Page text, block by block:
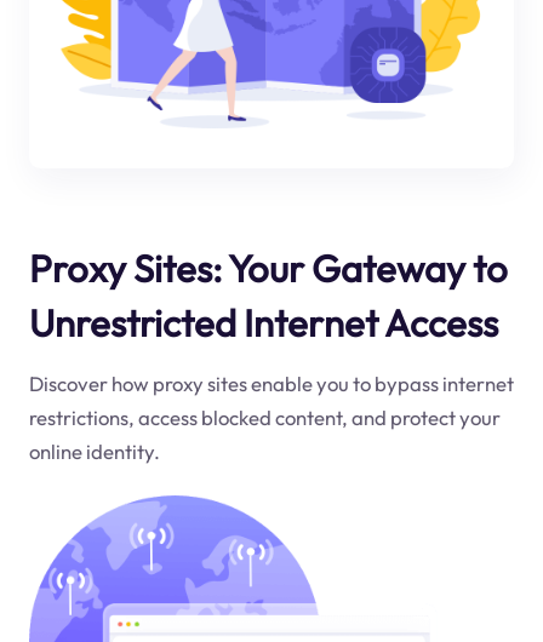
Proxy Sites: Your Gateway to
Unrestricted Internet Access
Discover how proxy sites enable you to bypass internet
restrictions, access blocked content, and protect your
online identity.